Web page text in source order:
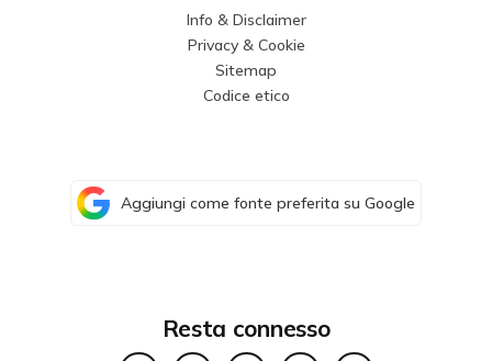
Info & Disclaimer
Privacy & Cookie
Sitemap
Codice etico
Aggiungi come fonte preferita su Google
Resta connesso